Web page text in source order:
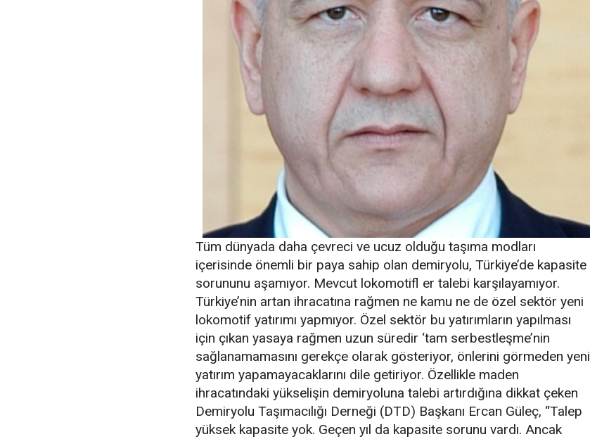
Tüm dünyada daha çevreci ve ucuz olduğu taşıma modları
içerisinde önemli bir paya sahip olan demiryolu, Türkiye’de kapasite
sorununu aşamıyor. Mevcut lokomotifl er talebi karşılayamıyor.
Türkiye’nin artan ihracatına rağmen ne kamu ne de özel sektör yeni
lokomotif yatırımı yapmıyor. Özel sektör bu yatırımların yapılması
için çıkan yasaya rağmen uzun süredir ‘tam serbestleşme’nin
sağlanamamasını gerekçe olarak gösteriyor, önlerini görmeden yeni
yatırım yapamayacaklarını dile getiriyor. Özellikle maden
ihracatındaki yükselişin demiryoluna talebi artırdığına dikkat çeken
Demiryolu Taşımacılığı Derneği (DTD) Başkanı Ercan Güleç, “Talep
yüksek kapasite yok. Geçen yıl da kapasite sorunu vardı. Ancak